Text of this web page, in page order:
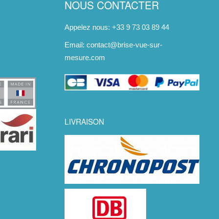
NOUS CONTACTER
Appelez nous: +33 9 73 03 89 44
Email:contact@brise-vue-sur-
mesure.com
LIVRAISON